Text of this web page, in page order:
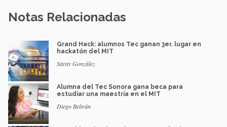
Notas Relacionadas
Grand Hack: alumnos Tec ganan 3er. lugar en
hackatón del MIT
Saray González
Alumna del Tec Sonora gana beca para
estudiar una maestría en el MIT
Diego Beltrán